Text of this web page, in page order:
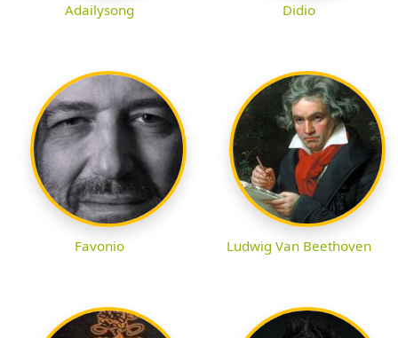
Adailysong Didio
Favonio Ludwig Van Beethoven